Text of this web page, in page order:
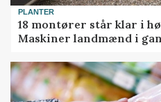
PLANTER
18 montører står klar i
Maskiner landmænd i